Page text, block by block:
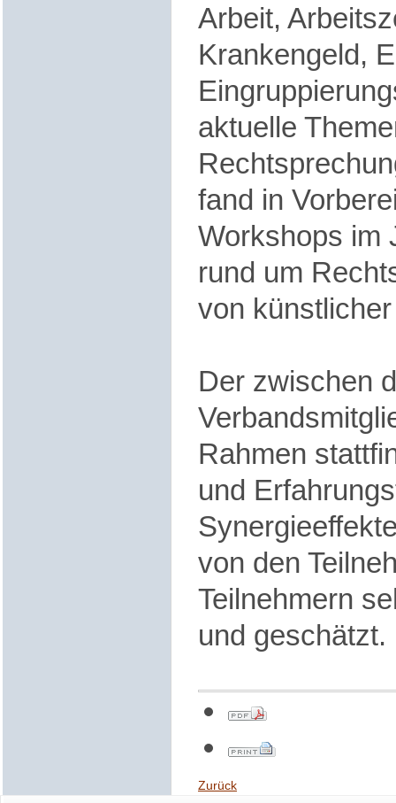
Arbeit,
Krankengeld,
aktuelle
fand in
Workshops im
rund um
von
Der zwischen
Rahmen
und
von den
Teilnehmern
und geschätzt.
Zurück